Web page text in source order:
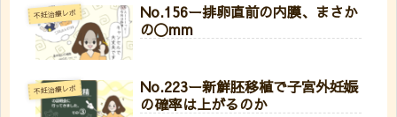
不妊治療レポ
No.156ー排卵直前の内膜、まさか
の〇mm
不妊治療レポ
No.223ー新鮮胚移植で子宮外妊娠
の確率は上がるのか